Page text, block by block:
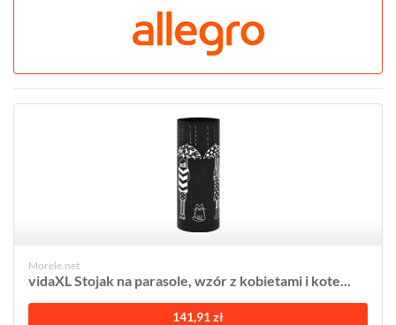
Morele.net
vidaXL Stojak na parasole, wzór z kobietami i kote...
141,91 zł